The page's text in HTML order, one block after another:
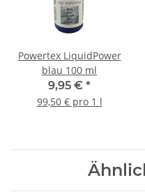
Powertex LiquidPower
blau 100 ml
9,95 € *
99,50 € pro 1 l